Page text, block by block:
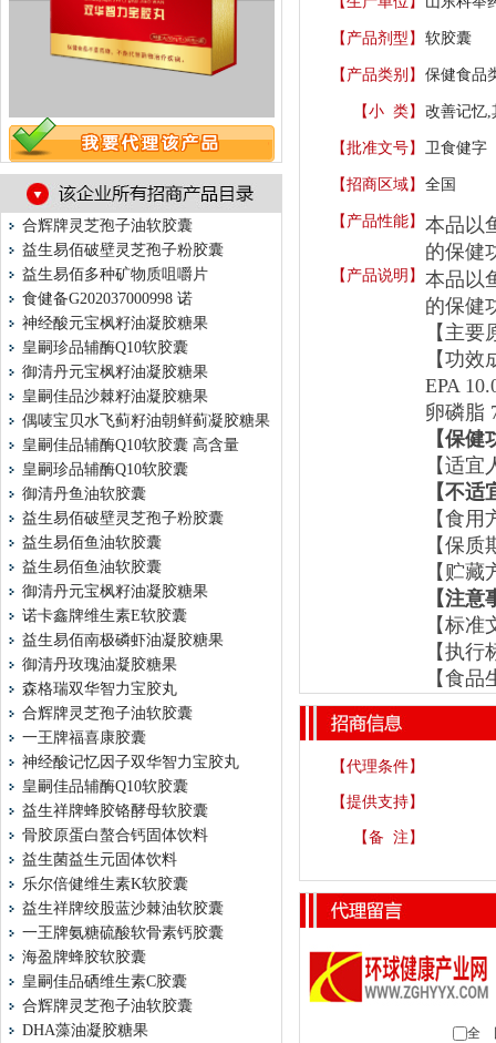
合辉牌灵芝孢子油软胶囊
益生易佰破壁灵芝孢子粉胶囊
益生易佰多种矿物质咀嚼片
食健备G202037000998 诺
神经酸元宝枫籽油凝胶糖果
皇嗣珍品辅酶Q10软胶囊
御清丹元宝枫籽油凝胶糖果
皇嗣佳品沙棘籽油凝胶糖果
偶唛宝贝水飞蓟籽油朝鲜蓟凝胶糖果
皇嗣佳品辅酶Q10软胶囊 高含量
皇嗣珍品辅酶Q10软胶囊
御清丹鱼油软胶囊
益生易佰破壁灵芝孢子粉胶囊
益生易佰鱼油软胶囊
益生易佰鱼油软胶囊
御清丹元宝枫籽油凝胶糖果
诺卡鑫牌维生素E软胶囊
益生易佰南极磷虾油凝胶糖果
御清丹玫瑰油凝胶糖果
森格瑞双华智力宝胶丸
合辉牌灵芝孢子油软胶囊
一王牌福喜康胶囊
神经酸记忆因子双华智力宝胶丸
皇嗣佳品辅酶Q10软胶囊
益生祥牌蜂胶铬酵母软胶囊
骨胶原蛋白螯合钙固体饮料
益生菌益生元固体饮料
乐尔倍健维生素K软胶囊
益生祥牌绞股蓝沙棘油软胶囊
一王牌氨糖硫酸软骨素钙胶囊
海盈牌蜂胶软胶囊
皇嗣佳品硒维生素C胶囊
合辉牌灵芝孢子油软胶囊
DHA藻油凝胶糖果
【产品剂型】 软胶囊
【产品类别】 保健食品
【小 类】 改善记忆,
【批准文号】 卫食健字
【招商区域】 全国
【产品性能】 本品以
的保健
【产品说明】 本品以
的保健
【 主要
【功效
EPA
卵磷脂
【保健
【适宜
【不适
【食用
【保质
【 贮藏
【注意
【标准
【执行
【食品
【代理条件】
【提供支持】
【备 注】